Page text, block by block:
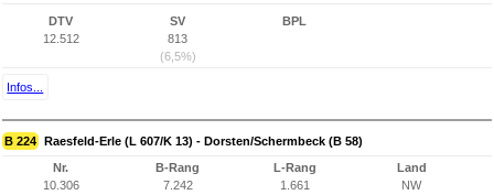
DTV
12.512
SV
813
(6,5%)
BPL
Infos...
B 224 Raesfeld-Erle (L 607/K 13) - Dorsten/Schermbeck (B 58)
Nr.
10.306
B-Rang
7.242
L-Rang
1.661
Land
NW